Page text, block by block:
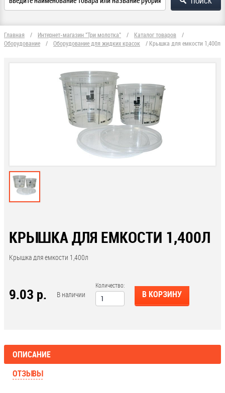
Главная / Интернет-магазин "Три молотка" / Каталог товаров
/
Оборудование
/ Оборудование для жидких красок / Крышка для емкости 1,400л
КРЫШКА ДЛЯ ЕМКОСТИ 1,400Л
Крышка для емкости 1,400л
9.03 р. В наличии
Количество:
В КОРЗИНУ
ОПИСАНИЕ
ОТЗЫВЫ